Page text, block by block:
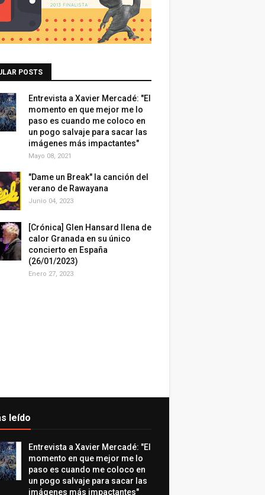
POSTS
Entrevista a Xavier Mercadé: "El
momento en que mejor me lo
paso es cuando me coloco en
un pogo salvaje para sacar las
imágenes más impactantes"
Mayo 08, 2021
"Dame un Break" la canción del
verano de Rawayana
Junio 04, 2023
[Crónica] Glen Hansard llena de
calor Granada en su único
concierto en España
(26/01/2023)
Enero 27, 2023
leído
Entrevista a Xavier Mercadé: "El
momento en que mejor me lo
paso es cuando me coloco en
un pogo salvaje para sacar las
imágenes más impactantes"